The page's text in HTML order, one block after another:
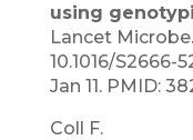
using
Lancet Microbe.
10.1016/S2666-
Jan 11. PMID:
Coll F.